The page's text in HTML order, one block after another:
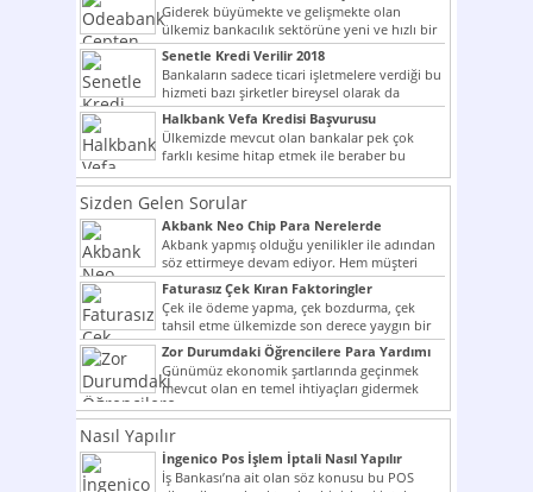
8444
Giderek büyümekte ve gelişmekte olan
ülkemiz bankacılık sektörüne yeni ve hızlı bir
giriş yapmış olan...
Senetle Kredi Verilir 2018
Bankaların sadece ticari işletmelere verdiği bu
hizmeti bazı şirketler bireysel olarak da
vermektedir. Senetle kredi...
Halkbank Vefa Kredisi Başvurusu
Ülkemizde mevcut olan bankalar pek çok
farklı kesime hitap etmek ile beraber bu
noktada son...
Sizden Gelen Sorular
Akbank Neo Chip Para Nerelerde
Kullanılır?
Akbank yapmış olduğu yenilikler ile adından
söz ettirmeye devam ediyor. Hem müşteri
potansiyelini arttırmak hem...
Faturasız Çek Kıran Faktoringler
Çek ile ödeme yapma, çek bozdurma, çek
tahsil etme ülkemizde son derece yaygın bir
şekilde...
Zor Durumdaki Öğrencilere Para Yardımı
Günümüz ekonomik şartlarında geçinmek
mevcut olan en temel ihtiyaçları gidermek
dahi son derece zor olmak...
Nasıl Yapılır
İngenico Pos İşlem İptali Nasıl Yapılır
İş Bankası’na ait olan söz konusu bu POS